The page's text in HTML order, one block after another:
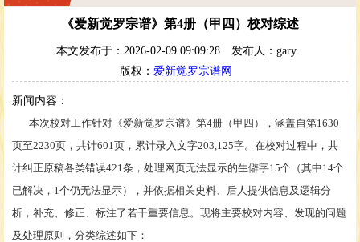
《爱新觉罗宗谱》第4册（甲四）校对综述
本文发布于：2026-02-09 09:09:28
发布人：gary
版权： 爱新觉罗宗谱网
新闻内容：
本次校对工作针对《爱新觉罗宗谱》第4册（甲四），涵盖自第1630
页至2230页，共计601页，累计录入文字203,125字。在校对过程中，共
计纠正原稿各类错误421条，处理网页无法显示的生僻字1 5个（其中1 4个
已解决， 1个仍无法显示），并依据相关史料、后人提供信息及逻辑分
析，补充、修正、标注了若干重要信息。现将主要校对内容、发现的问题
及处理原则，分类综述如下：